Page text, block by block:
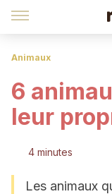
Animaux
6
leur
4 minutes
Les animaux